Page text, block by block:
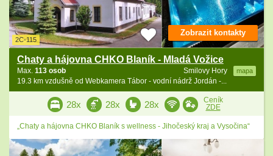
2C-115
Chaty a hájovna CHKO Blaník - Mladá Vožice
Smilovy Hory mapa
Max. 113 osob
19.3 km vzdušně od Webkamera Tábor - vodní nádrž Jordán -...
Zobrazit kontakty
28x 28x 28x
Ceník
ZDE
„Chaty a hájovna CHKO Blaník s wellness - Jihočeský kraj a Vysočina“